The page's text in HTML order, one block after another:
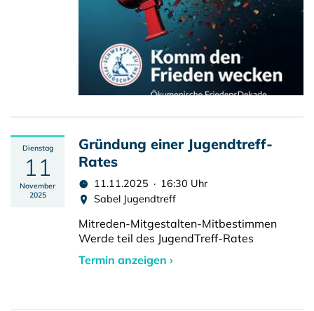
Dienstag
11
November
2025
Gründung einer Jugendtreff-
Rates
11.11.2025 · 16:30 Uhr
Sabel Jugendtreff
Mitreden-Mitgestalten-Mitbestimmen
Werde teil des JugendTreff-Rates
Termin anzeigen ›